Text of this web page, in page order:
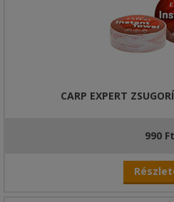
CARP EXPERT
990 Ft